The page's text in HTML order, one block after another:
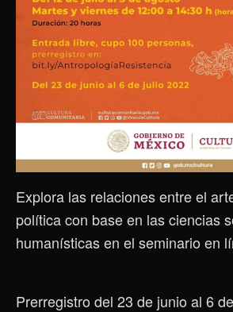
Explora las relaciones entre el
política con base en las ciencias
humanísticas en el seminario en
Prerregistro del 23 de junio al 6